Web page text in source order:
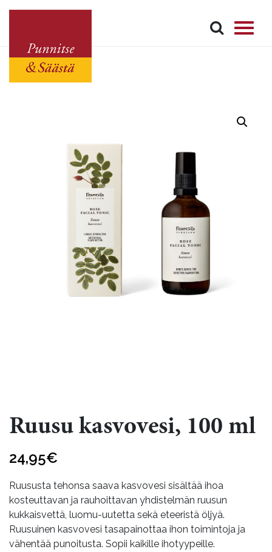
Ruusu kasvovesi, 100 ml
24,95€
Ruususta tehonsa saava kasvovesi sisältää ihoa
kosteuttavan ja rauhoittavan yhdistelmän ruusun
kukkaisvettä, luomu-uutetta sekä eteeristä öljyä.
Ruusuinen kasvovesi tasapainottaa ihon toimintoja ja
vähentää punoitusta. Sopii kaikille ihotyypeille.